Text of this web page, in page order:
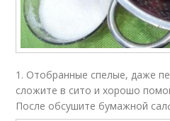
1. Отобранные спелые, даже
сложите в сито и хорошо
После обсушите бумажной